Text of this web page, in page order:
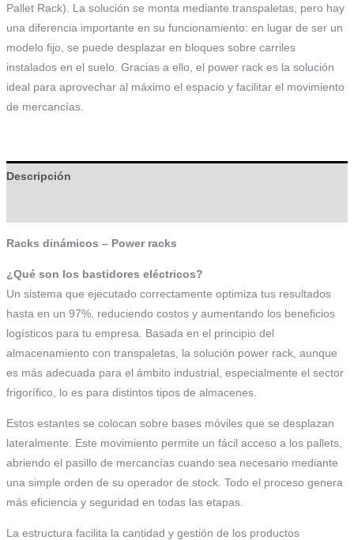
Pallet Rack). La solución se monta mediante transpaletas, pero hay
una diferencia importante en su funcionamiento: en lugar de ser un
modelo fijo, se puede desplazar en bloques sobre carriles
instalados en el suelo. Gracias a ello, el power rack es la solución
ideal para aprovechar al máximo el espacio y facilitar el movimiento
de mercancías.
Descripción
Racks dinámicos – Power racks
¿Qué son los bastidores eléctricos?
Un sistema que ejecutado correctamente optimiza tus resultados
hasta en un 97%, reduciendo costos y aumentando los beneficios
logísticos para tu empresa. Basada en el principio del
almacenamiento con transpaletas, la solución power rack, aunque
es más adecuada para el ámbito industrial, especialmente el sector
frigorífico, lo es para distintos tipos de almacenes.
Estos estantes se colocan sobre bases móviles que se desplazan
lateralmente. Este movimiento permite un fácil acceso a los pallets,
abriendo el pasillo de mercancías cuando sea necesario mediante
una simple orden de su operador de stock. Todo el proceso genera
más eficiencia y seguridad en todas las etapas.
La estructura facilita la cantidad y gestión de los productos